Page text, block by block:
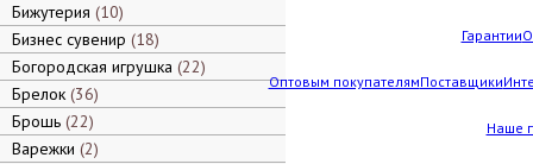
Гарантии
Оптовым покупателямПоставщики
Наше
Бижутерия 10
Бизнес сувенир 18
Богородская игрушка 22
Брелок 36
Брошь 22
Варежки 2